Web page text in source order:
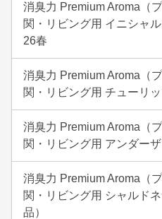
消臭力 Premium Aroma（
関・リビング用 イニシャ
26春
消臭力 Premium Aroma（
関・リビング用 チューリ
消臭力 Premium Aroma（
関・リビング用 アンダーザ
消臭力 Premium Aroma（
関・リビング用 シャルド
品）